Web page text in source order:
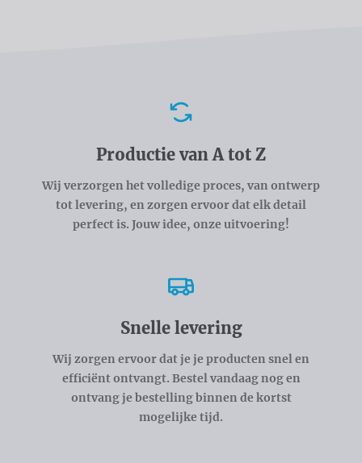
Productie van A tot Z
Wij verzorgen het volledige proces, van ontwerp
tot levering, en zorgen ervoor dat elk detail
perfect is. Jouw idee, onze uitvoering!
Snelle levering
Wij zorgen ervoor dat je je producten snel en
efficiënt ontvangt. Bestel vandaag nog en
ontvang je bestelling binnen de kortst
mogelijke tijd.